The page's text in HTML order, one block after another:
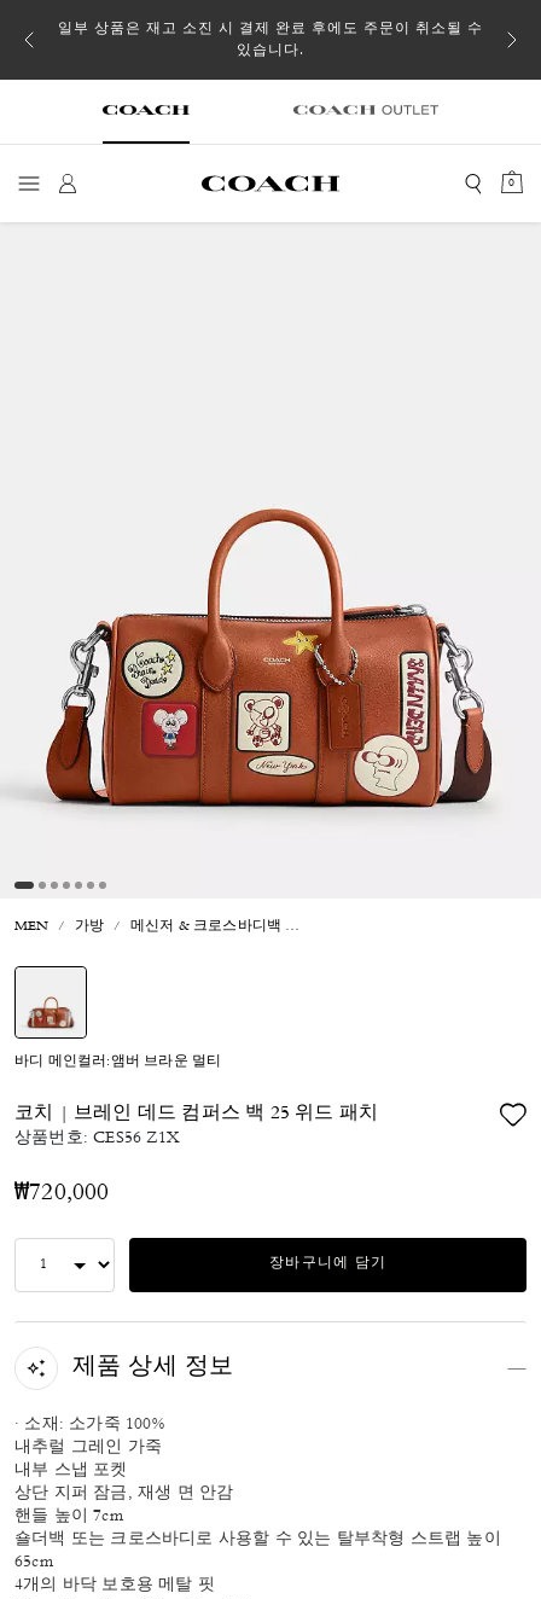
일부 상품은 재고 소진 시 결제 완료 후에도 주문이 취소될 수
있습니다.
0
MEN 가방 메신저 & 크로스바디백
바디 메인컬러:앰버 브라운 멀티
코치 | 브레인 데드 컴퍼스 백 25 위드 패치
상품번호:CES56 Z1X
₩720,000
장바구니에 담기
제품 상세 정보
· 소재: 소가죽 100%
내추럴 그레인 가죽
내부 스냅 포켓
상단 지퍼 잠금, 재생 면 안감
핸들 높이 7cm
숄더백 또는 크로스바디로 사용할 수 있는 탈부착형 스트랩 높이
65cm
4개의 바닥 보호용 메탈 핏